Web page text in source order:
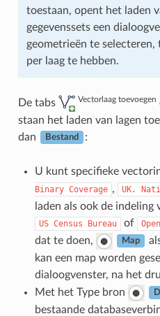
toestaan, opent het laden
gegevenssets een
geometrieën te selecteren,
per laag te hebben.
De tabs Vectorlaag toevoegen
staan het laden van lagen
dan
Bestand :
U kunt specifieke
Binary Coverage , UK.
laden als ook de indeling
US Census Bureau of
dat te doen,
Map
kan een map worden
dialoogvenster, na het
Met het Type bron
bestaande